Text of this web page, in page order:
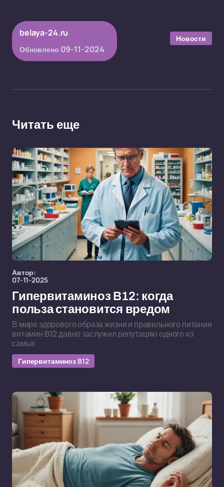
belaya-24.ru
Обновлено 09-11-2024
Новости
Читать еще
Автор:
07-11-2025
Гипервитаминоз B12: когда
польза становится вредом
В мире здорового образа жизни и правильного питания
витамин B12 давно заслужил репутацию одного из
самых
Гипервитаминоз B12